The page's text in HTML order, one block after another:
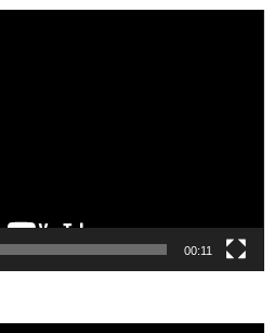
00:11